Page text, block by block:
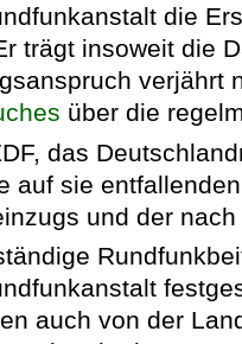
die
trägt insoweit die
verjährt
über die
das
auf sie
und der
auch von der